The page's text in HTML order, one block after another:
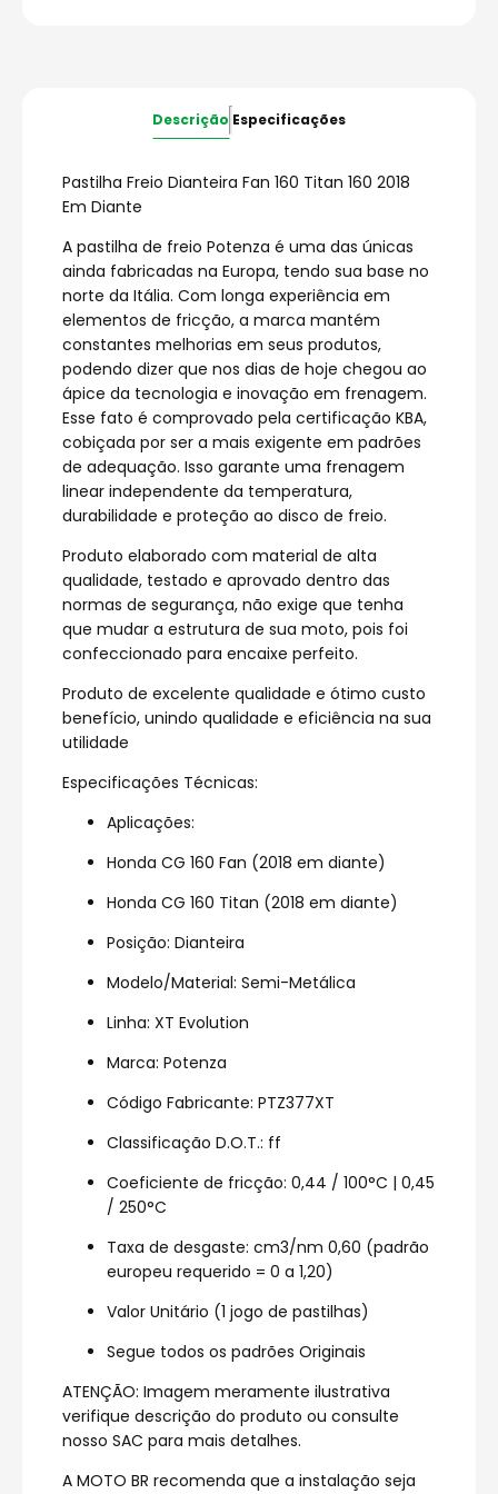
Descrição Especificações
Pastilha Freio Dianteira Fan 160 Titan 160 2018
Em Diante
A pastilha de freio Potenza é uma das únicas
ainda fabricadas na Europa, tendo sua base no
norte da Itália. Com longa experiência em
elementos de fricção, a marca mantém
constantes melhorias em seus produtos,
podendo dizer que nos dias de hoje chegou ao
ápice da tecnologia e inovação em frenagem.
Esse fato é comprovado pela certificação KBA,
cobiçada por ser a mais exigente em padrões
de adequação. Isso garante uma frenagem
linear independente da temperatura,
durabilidade e proteção ao disco de freio.
Produto elaborado com material de alta
qualidade, testado e aprovado dentro das
normas de segurança, não exige que tenha
que mudar a estrutura de sua moto, pois foi
confeccionado para encaixe perfeito.
Produto de excelente qualidade e ótimo custo
benefício, unindo qualidade e eficiência na sua
utilidade
Especificações Técnicas:
Aplicações:
Honda CG 160 Fan (2018 em diante)
Honda CG 160 Titan (2018 em diante)
Posição: Dianteira
Modelo/Material: Semi-Metálica
Linha: XT Evolution
Marca: Potenza
Código Fabricante: PTZ377XT
Classificação D.O.T.: ff
Coeficiente de fricção: 0,44 / 100°C | 0,45
/ 250°C
Taxa de desgaste: cm3/nm 0,60 (padrão
europeu requerido = 0 a 1,20)
Valor Unitário (1 jogo de pastilhas)
Segue todos os padrões Originais
ATENÇÃO: Imagem meramente ilustrativa
verifique descrição do produto ou consulte
nosso SAC para mais detalhes.
A MOTO BR recomenda que a instalação seja